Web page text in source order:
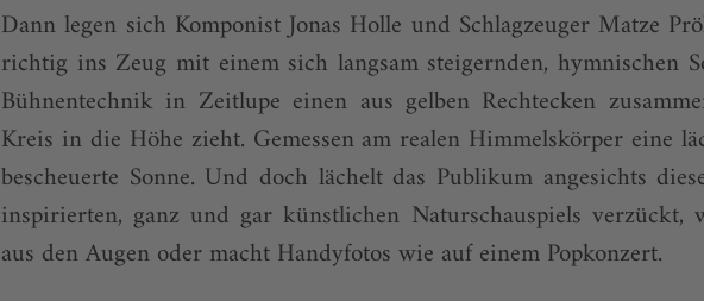
Dann legen sich Komponist Jonas Holle und Schlagzeuger Matze
richtig ins Zeug mit einem sich langsam steigernden, hymnischen
Bühnentechnik in Zeitlupe einen aus gelben Rechtecken
Kreis in die Höhe zieht. Gemessen am realen Himmelskörper eine
bescheuerte Sonne. Und doch lächelt das Publikum angesichts
inspirierten, ganz und gar künstlichen Naturschauspiels verzückt,
aus den Augen oder macht Handy­fotos wie auf einem Popkonzert.